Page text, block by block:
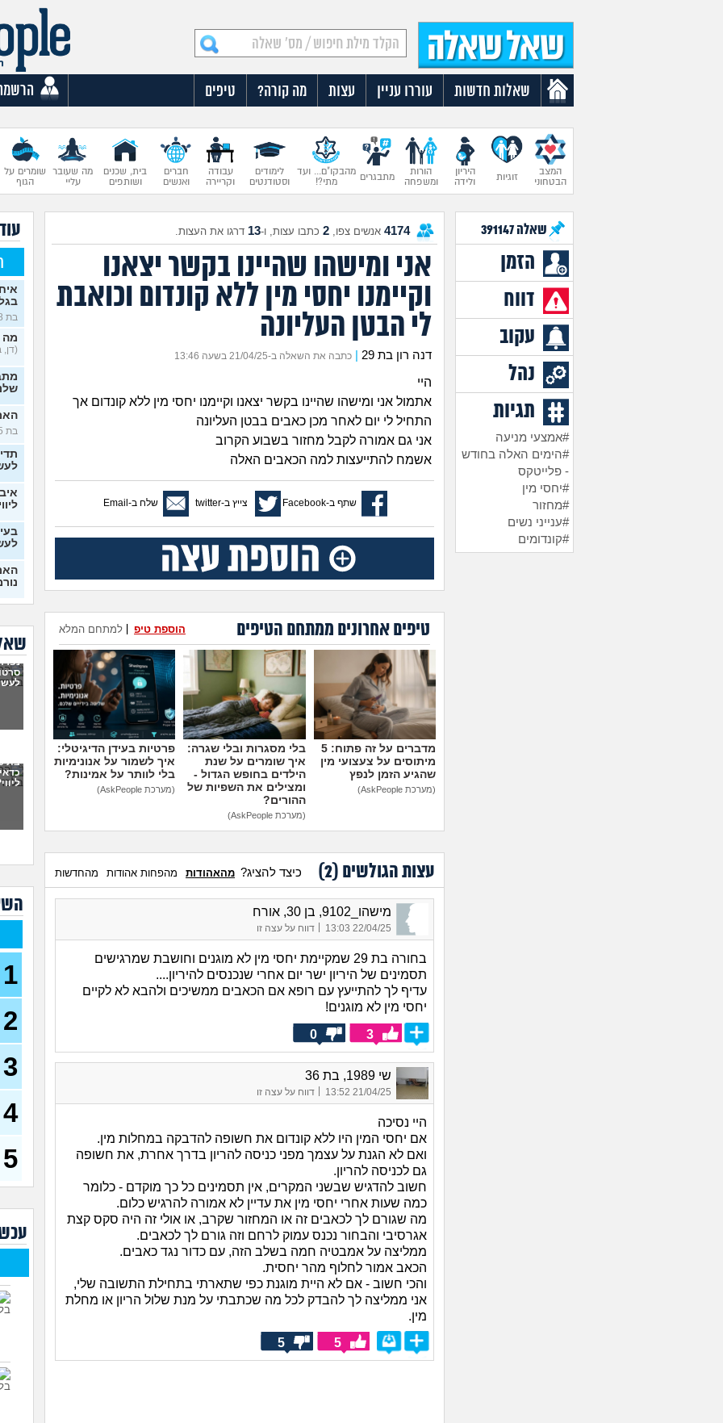
שאלות חדשות עוררו עניין עצות מה קורה? טיפים
המצב
הבטחוני
זוגיות
היריון
ולידה
הורות
ומשפחה
מתבגרים
מהבקו"ם... ועד
מתי?!
לימודים
וסטודנטים
עבודה
וקריירה
חברים
ואנשים
בית, שכנים
ושותפים
מה שעובר
עליי
שומרים על
הגוף
שאלה391147
הזמן
דווח
עקוב
נהל
תגיות
#אמצעי מניעה
#הימים האלה בחודש
- פלייטקס
#יחסי מין
#מחזור
#ענייני נשים
#קונדומים
4174 אנשים צפו, 2 כתבו עצות, ו-13 דרגו את העצות.
אני ומישהו שהיינו בקשר יצאנו
וקיימנו יחסי מין ללא קונדום וכואבת
לי הבטן העליונה
דנה רון בת 29 כתבה את השאלה ב-21/04/25 בשעה 13:46
היי
אתמול אני ומישהו שהיינו בקשר יצאנו וקיימנו יחסי מין ללא קונדום אך
התחיל לי יום לאחר מכן כאבים בבטן העליונה
אני גם אמורה לקבל מחזור בשבוע הקרוב
אשמח להתייעצות למה הכאבים האלה
שתף ב-Facebook צייץ ב-twitter שלח ב-Email
טיפים אחרונים ממתחם הטיפים למתחם המלא הוספת טיפ
מדברים על זה פתוח: 5
מיתוסים על צעצועי מין
שהגיע הזמן לנפץ
(מערכת AskPeople)
בלי מסגרות ובלי שגרה:
איך שומרים על שנת
הילדים בחופש הגדול -
ומצילים את השפיות של
ההורים?
(מערכת AskPeople)
פרטיות בעידן הדיגיטלי:
איך לשמור על אנונימיות
בלי לוותר על אמינות?
(מערכת AskPeople)
עצות הגולשים (2
) כיצד להציג? מהאהודות מהפחות אהודות מהחדשות
מישהו_9102, בן 30, אורח
22/04/25 13:03 דווח על עצה זו
בחורה בת 29 שמקיימת יחסי מין לא מוגנים וחושבת שמרגישים
תסמינים של היריון ישר יום אחרי שנכנסים להיריון....
עדיף לך להתייעץ עם רופא אם הכאבים ממשיכים ולהבא לא לקיים
יחסי מין לא מוגנים!
3
0
שי 1989, בת 36
21/04/25 13:52
| דווח על עצה זו
היי נסיכה
אם יחסי המין היו ללא קונדום את חשופה להדבקה במחלות מין.
ואם לא הגנת על עצמך מפני כניסה להריון בדרך אחרת, את חשופה
גם לכניסה להריון.
חשוב להדגיש שבשני המקרים, אין תסמינים כל כך מוקדם - כלומר
כמה שעות אחרי יחסי מין את עדיין לא אמורה להרגיש כלום.
מה שגורם לך לכאבים זה או המחזור שקרב, או אולי זה היה סקס קצת
אגרסיבי והבחור נכנס עמוק לרחם וזה גורם לך לכאבים.
ממליצה על אמבטיה חמה בשלב הזה, עם כדור נגד כאבים.
הכאב אמור לחלוף מהר יחסית.
והכי חשוב - אם לא היית מוגנת כפי שתארתי בתחילת התשובה שלי,
אני ממליצה לך להבדק לכל מה שכתבתי על מנת שלול הריון או מחלת
מין.
5
5
בת 18)
מה
(דן, בן
בת 25)
ליווי
6
לא
מה
30)
עם
אח
1
2
3
4
5